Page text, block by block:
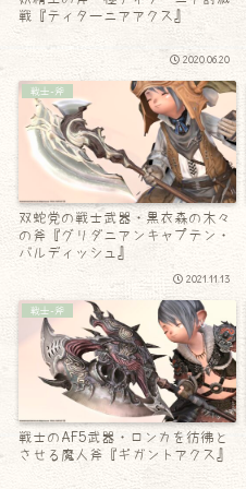
戦『ティターニアアクス』
2020.06.20
戦士-斧
双蛇党の戦士武器・黒衣森の木々
の斧『グリダニアンキャプテン・
バルディッシュ』
2021.11.13
戦士-斧
戦士のAF5武器・ロンカを彷彿と
させる魔人斧『ギガントアクス』